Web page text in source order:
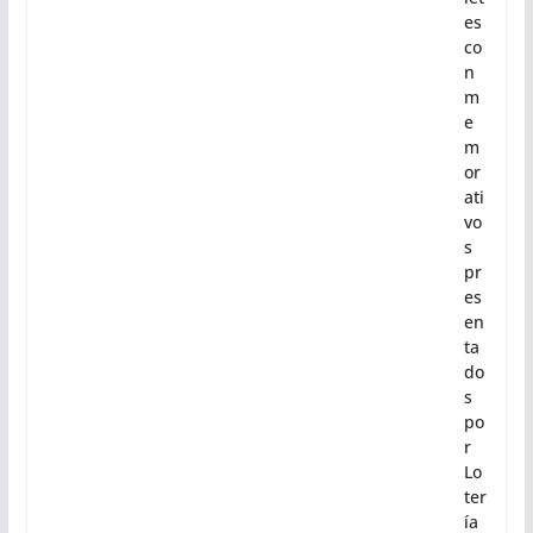
es
co
n
m
e
m
or
ati
vo
s
pr
es
en
ta
do
s
po
r
Lo
ter
ía